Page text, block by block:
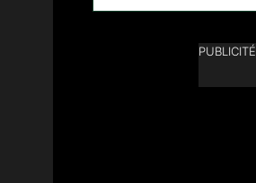
PUBLICITÉ